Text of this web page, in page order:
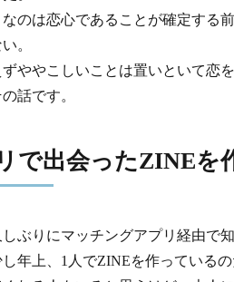
なのは恋心であることが確定する
。
ややこしいことは置いといて恋を
話です。
で出会ったZINEを
ぶりにマッチングアプリ経由で
年上、1人でZINEを作っているの